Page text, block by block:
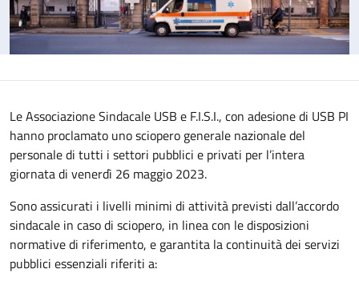
Le Associazione Sindacale USB e F.I.S.I., con adesione di USB PI
hanno proclamato uno sciopero generale nazionale del
personale di tutti i settori pubblici e privati per l’intera
giornata di venerdì 26 maggio 2023.
Sono assicurati i livelli minimi di attività previsti dall’accordo
sindacale in caso di sciopero, in linea con le disposizioni
normative di riferimento, e garantita la continuità dei servizi
pubblici essenziali riferiti a: